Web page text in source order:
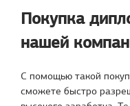
Покупка
нашей
С помощью такой
сможете быстро